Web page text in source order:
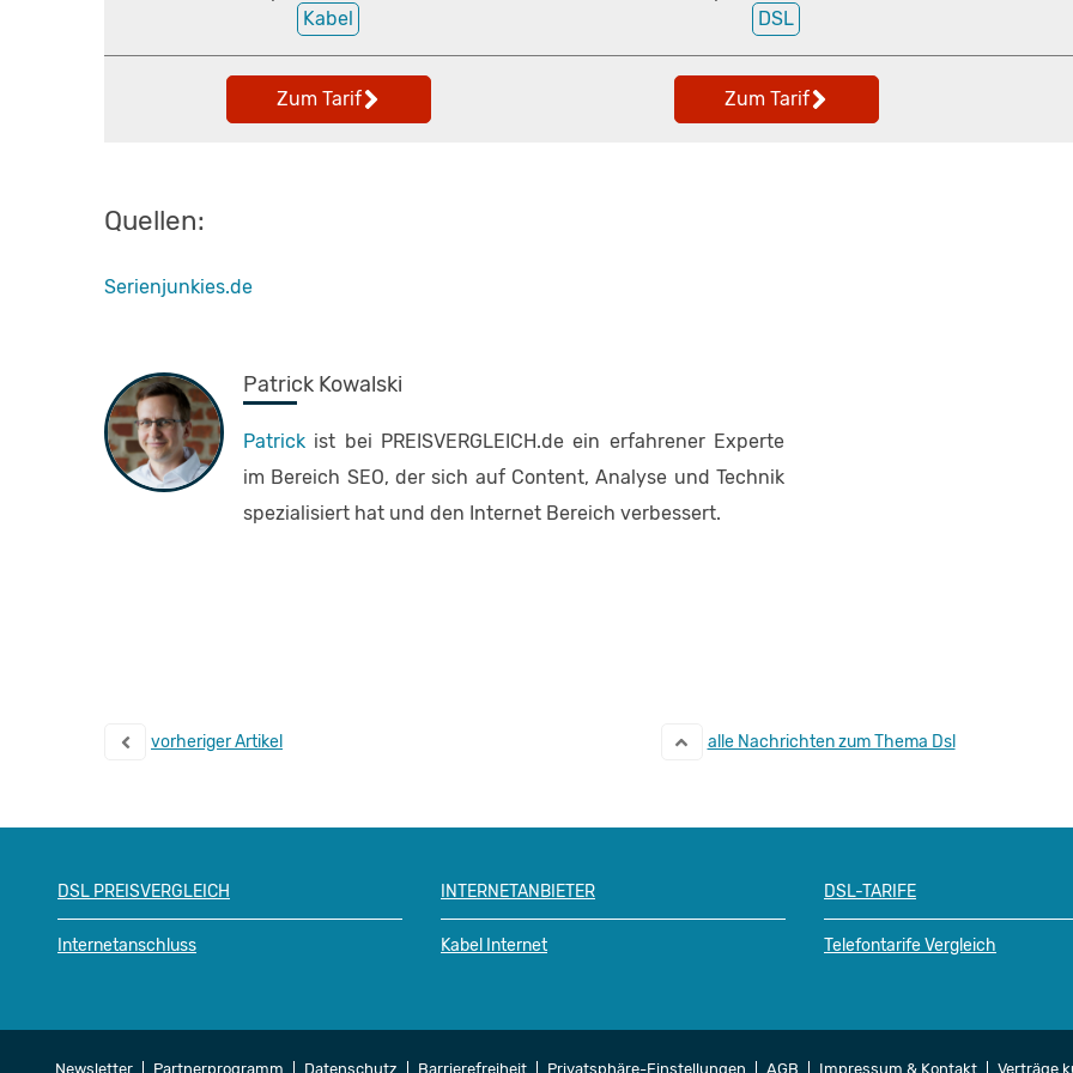
Kabel
DSL
Zum Tarif Zum Tarif
Quellen:
Serienjunkies.de
Patrick Kowalski
Patrick ist bei PREISVERGLEICH.de ein erfahrener Experte
im Bereich SEO, der sich auf Content, Analyse und Technik
spezialisiert hat und den Internet Bereich verbessert.
vorheriger Artikel alle Nachrichten zum Thema Dsl
DSL PREISVERGLEICH
Internetanschluss
INTERNETANBIETER
Kabel Internet
DSL-TARIFE
Telefontarife Vergleich
Newsletter Partnerprogramm Datenschutz Barrierefreiheit Privatsphäre-Einstellungen AGB Impressum & Kontakt Verträge